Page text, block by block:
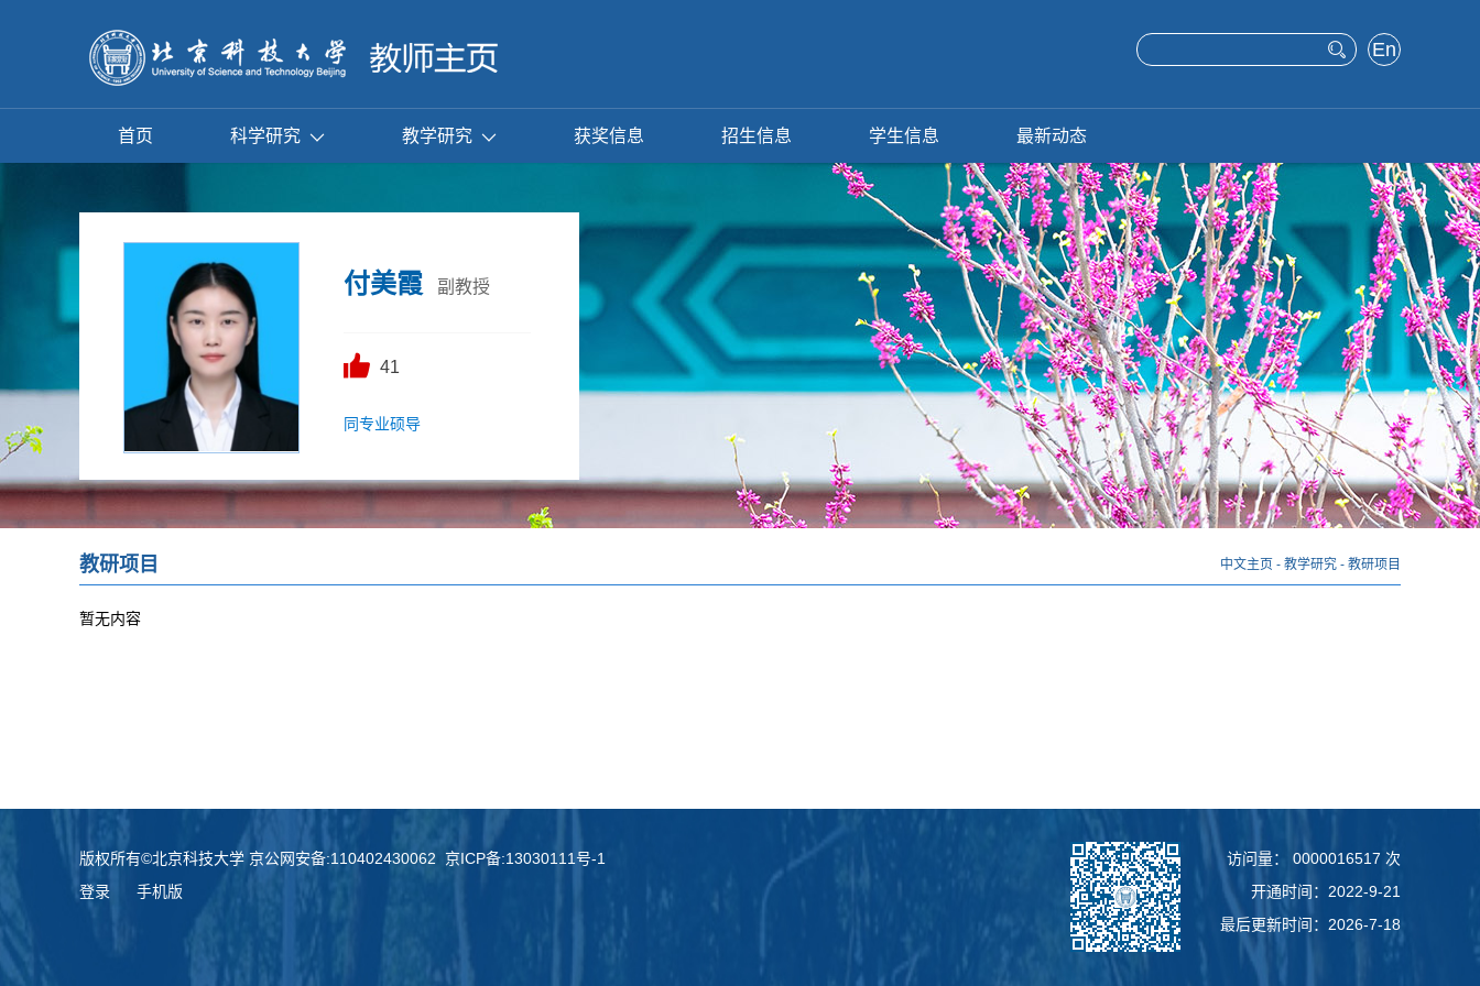
En
h
首页 科学研究 教学研究 获奖信息 招生信息 学生信息 最新动态
付美霞 副教授
41
同专业硕导
教研项目 中文主页 - 教学研究 - 教研项目
暂无内容
版权所有©北京科技大学 京公网安备:110402430062 京ICP备:13030111号-1
登录
手机版
访问量： 0000016517 次
开通时间： 2022-9-21
最后更新时间： 2026-7-18